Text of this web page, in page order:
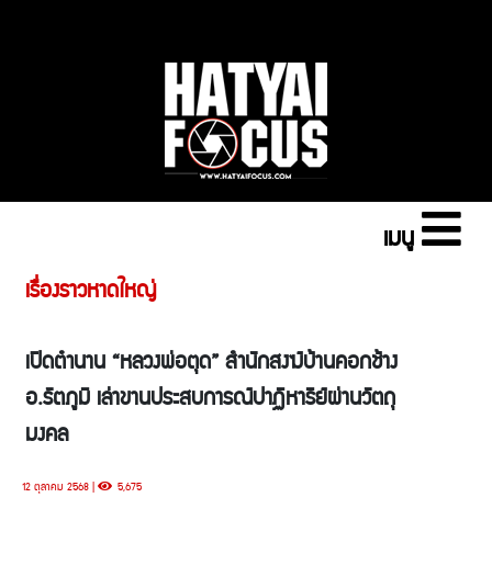
เมนู
เรื่องราวหาดใหญ่
เปิดตำนาน “หลวงพ่อตุด” สำนักสงฆ์บ้านคอกช้าง
อ.รัตภูมิ เล่าขานประสบการณ์ปาฏิหาริย์ผ่านวัตถุ
มงคล
12 ตุลาคม 2568 | 5,675